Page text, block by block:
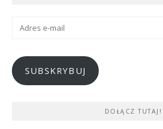
Adres
SUBSKRYBUJ
DOŁĄCZ TUTAJ!